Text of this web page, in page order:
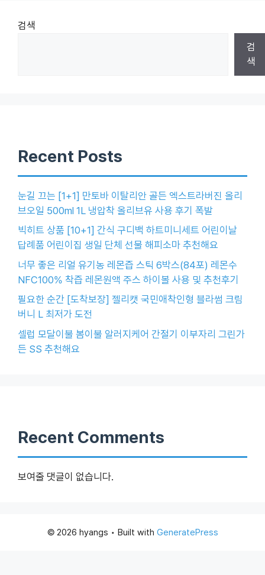
검색
검
색
Recent Posts
눈길 끄는 [1+1] 만토바 이탈리안 골든 엑스트라버진 올리
브오일 500ml 1L 냉압착 올리브유 사용 후기 폭발
빅히트 상품 [10+1] 간식 구디백 하트미니세트 어린이날
답례품 어린이집 생일 단체 선물 해피소마 추천해요
너무 좋은 리얼 유기농 레몬즙 스틱 6박스(84포) 레몬수
NFC100% 착즙 레몬원액 주스 하이볼 사용 및 추천후기
필요한 순간 [도착보장] 젤리캣 국민애착인형 블라썸 크림
버니 L 최저가 도전
셀럽 모달이불 봄이불 알러지케어 간절기 이부자리 그린가
든 SS 추천해요
Recent Comments
보여줄 댓글이 없습니다.
© 2026 hyangs • Built with GeneratePress